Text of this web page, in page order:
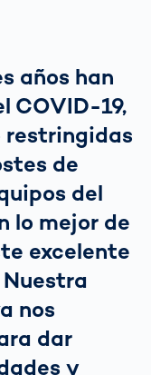
años han
COVID-19,
restringidas
de
del
lo mejor de
excelente
nos
dar
y